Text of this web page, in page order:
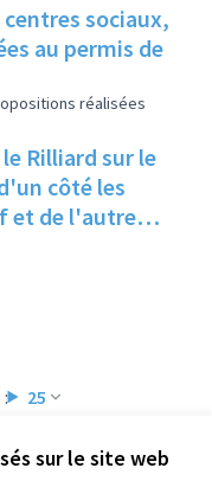
sur le site web
sociaux,
au permis de
réalisées
Rilliard sur le
côté les
et de l'autre
lieux à
25